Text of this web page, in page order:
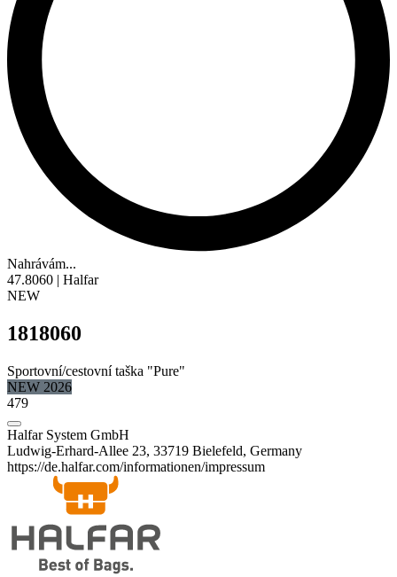
Nahrávám...
47.8060 | Halfar
NEW
1818060
Sportovní/cestovní taška "Pure"
NEW 2026
479
Halfar System GmbH
Ludwig-Erhard-Allee 23, 33719 Bielefeld, Germany
https://de.halfar.com/informationen/impressum